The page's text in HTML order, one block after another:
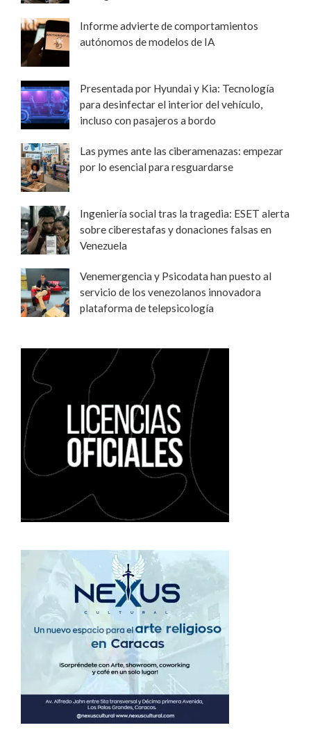
Informe advierte de comportamientos
autónomos de modelos de IA
Presentada por Hyundai y Kia: Tecnología
para desinfectar el interior del vehículo,
incluso con pasajeros a bordo
Las pymes ante las ciberamenazas: empezar
por lo esencial para resguardarse
Ingeniería social tras la tragedia: ESET alerta
sobre ciberestafas y donaciones falsas en
Venezuela
Venemergencia y Psicodata han puesto al
servicio de los venezolanos innovadora
plataforma de telepsicología